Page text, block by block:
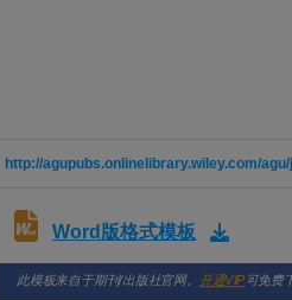
http://agupubs.onlinelibrary.wiley.com/
Word版格式模板
此模板来自于期刊/出版社官网。 开通VIP 可免费